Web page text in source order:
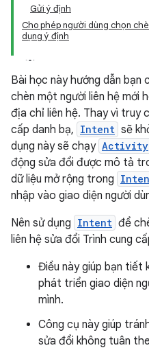
Gửi ý định
Cho phép người dùng chọn
dụng ý định
Bài học này hướng dẫn bạn
chèn một người liên hệ mới
địa chỉ liên hệ. Thay vì truy
cấp danh bạ, Intent sẽ
dụng này sẽ chạy Activity
động sửa đổi được mô tả
dữ liệu mở rộng trong
nhập vào giao diện người
Nên sử dụng Intent để
liên hệ sửa đổi Trình cung
Điều này giúp bạn tiết
phát triển giao diện
mình.
Công cụ này giúp
sửa đổi không tuân